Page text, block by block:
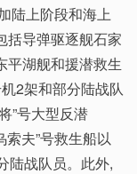
陆上阶段和海上
括导弹驱逐舰石家
平湖舰和援潜救生
2架和部分陆战队
”号大型反潜
索夫”号救生船以
陆战队员。此外,